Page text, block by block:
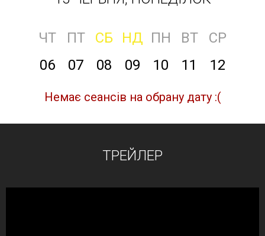
ЧТ ПТ СБ НД ПН ВТ
СР
06
07 08 09 10 11 12
Немає сеансів на обрану дату :(
ТРЕЙЛЕР